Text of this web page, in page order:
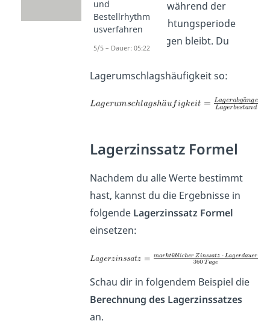
Lagerbestandes
während der
gesamten Betrachtungsperiode
unverarbeitet liegen bleibt. Du
Lagerumschlagshäufigkeit so:
Lagerzinssatz Formel
Nachdem du alle Werte bestimmt
hast, kannst du die Ergebnisse in
folgende Lagerzinssatz Formel
einsetzen:
Schau dir in folgendem Beispiel die
Berechnung des Lagerzinssatzes
an.
und
Bestellrhythm
usverfahren
5/5 – Dauer: 05:22